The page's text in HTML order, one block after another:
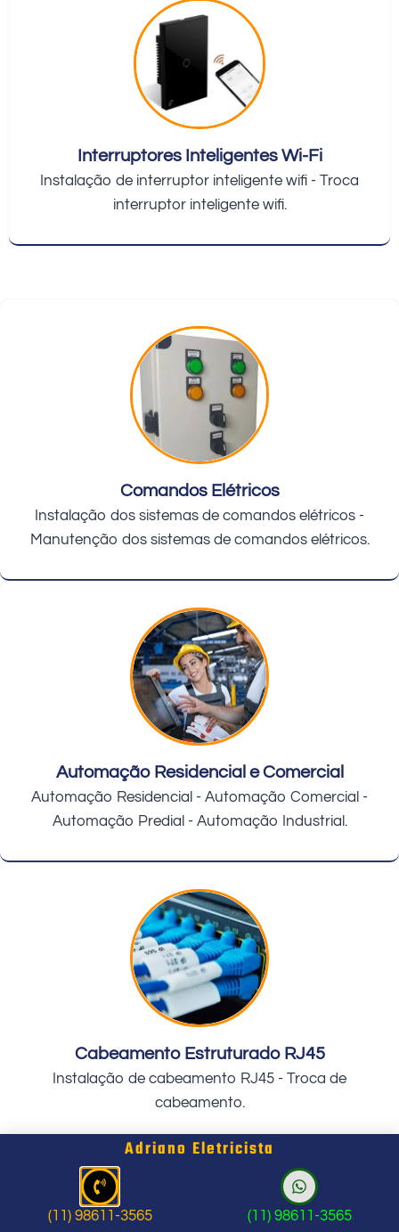
Interruptores Inteligentes Wi-Fi
Instalação de interruptor inteligente wifi - Troca
interruptor inteligente wifi.
Comandos Elétricos
Instalação dos sistemas de comandos elétricos -
Manutenção dos sistemas de comandos elétricos.
Automação Residencial e Comercial
Automação Residencial - Automação Comercial -
Automação Predial - Automação Industrial.
Cabeamento Estruturado RJ45
Instalação de cabeamento RJ45 - Troca de
cabeamento.
Adriano Eletricista
(11) 98611-3565 (11) 98611-3565